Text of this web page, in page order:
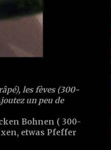
les fèves (300-
un peu de
Bohnen ( 300-
etwas Pfeffer